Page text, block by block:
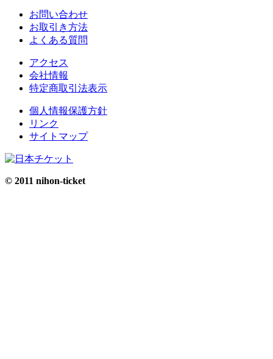
お問い合わせ
お取引き方法
よくある質問
アクセス
会社情報
特定商取引法表示
個人情報保護方針
リンク
サイトマップ
© 2011 nihon-ticket